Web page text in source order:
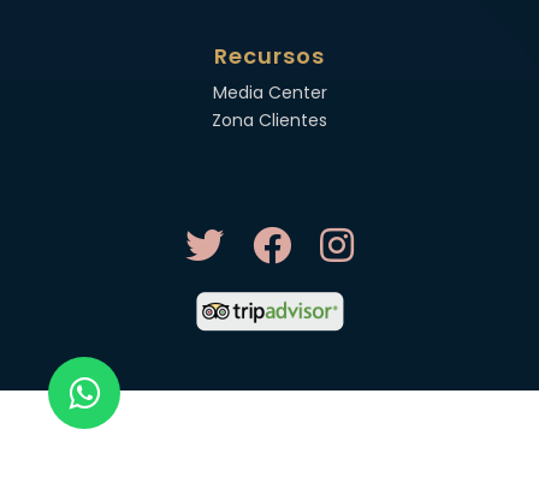
Recursos
Media Center
Zona Clientes